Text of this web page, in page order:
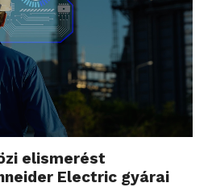
elismerést
Electric gyárai